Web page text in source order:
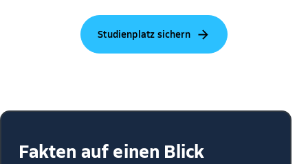
Studienplatz sichern
Fakten auf einen Blick